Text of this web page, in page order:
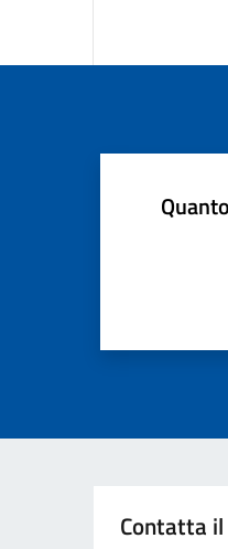
Contatta